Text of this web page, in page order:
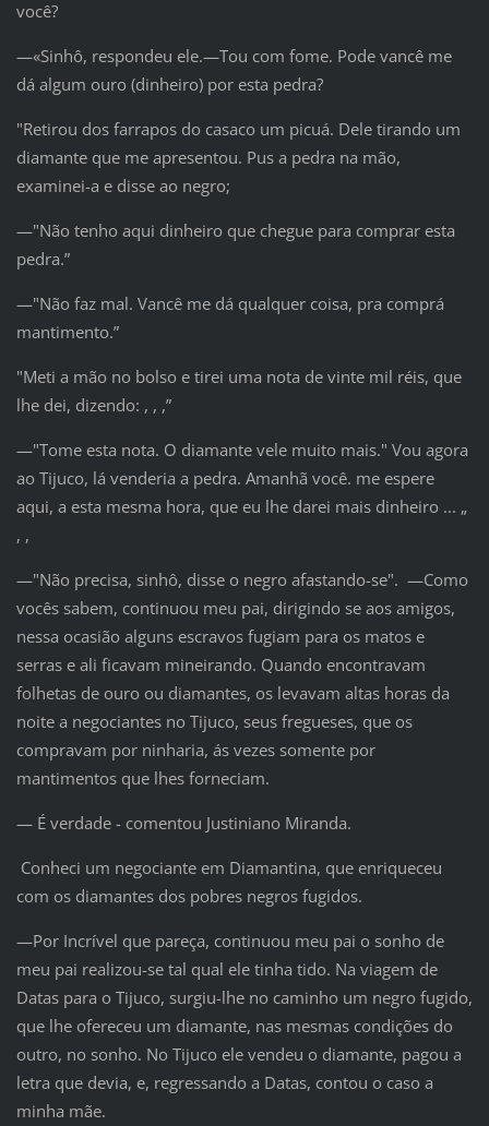
você?
—«Sinhô, respondeu ele.—Tou com fome. Pode vancê me
dá algum ouro (dinheiro) por esta pedra?
"Retirou dos farrapos do casaco um picuá. Dele tirando um
diamante que me apresentou. Pus a pedra na mão,
examinei-a e disse ao negro;
—"Não tenho aqui dinheiro que chegue para comprar esta
pedra.”
—"Não faz mal. Vancê me dá qualquer coisa, pra comprá
mantimento.”
"Meti a mão no bolso e tirei uma nota de vinte mil réis, que
lhe dei, dizendo: , , ,”
—"Tome esta nota. O diamante vele muito mais." Vou agora
ao Tijuco, lá venderia a pedra. Amanhã você. me espere
aqui, a esta mesma hora, que eu lhe darei mais dinheiro ... „
, ,
—"Não precisa, sinhô, disse o negro afastando-se". —Como
vocês sabem, continuou meu pai, dirigindo se aos amigos,
nessa ocasião alguns escravos fugiam para os matos e
serras e ali ficavam mineirando. Quando encontravam
folhetas de ouro ou diamantes, os levavam altas horas da
noite a negociantes no Tijuco, seus fregueses, que os
compravam por ninharia, ás vezes somente por
mantimentos que lhes forneciam.
— É verdade - comentou Justiniano Miranda.
Conheci um negociante em Diamantina, que enriqueceu
com os diamantes dos pobres negros fugidos.
—Por Incrível que pareça, continuou meu pai o sonho de
meu pai realizou-se tal qual ele tinha tido. Na viagem de
Datas para o Tijuco, surgiu-lhe no caminho um negro fugido,
que lhe ofereceu um diamante, nas mesmas condições do
outro, no sonho. No Tijuco ele vendeu o diamante, pagou a
letra que devia, e, regressando a Datas, contou o caso a
minha mãe.